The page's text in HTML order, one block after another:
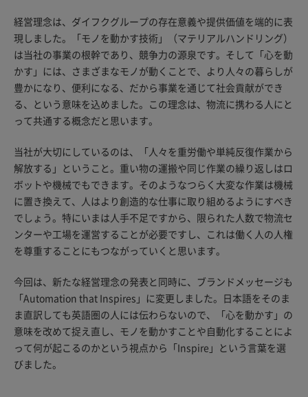
経営理念は、ダイフクグループの存在意義や提供価値を端的に表
現しました。「モノを動かす技術」（マテリアルハンドリング）
は当社の事業の根幹であり、競争力の源泉です。そして「心を動
かす」には、さまざまなモノが動くことで、より人々の暮らしが
豊かになり、便利になる、だから事業を通じて社会貢献ができ
る、という意味を込めました。この理念は、物流に携わる人にと
って共通する概念だと思います。
当社が大切にしているのは、「人々を重労働や単純反復作業から
解放する」ということ。重い物の運搬や同じ作業の繰り返しはロ
ボットや機械でもできます。そのようなつらく大変な作業は機械
に置き換えて、人はより創造的な仕事に取り組めるようにすべき
でしょう。特にいまは人手不足ですから、限られた人数で物流セ
ンターや工場を運営することが必要ですし、これは働く人の人権
を尊重することにもつながっていくと思います。
今回は、新たな経営理念の発表と同時に、ブランドメッセージも
「Automation that Inspires」に変更しました。日本語をそのま
ま直訳しても英語圏の人には伝わらないので、「心を動かす」の
意味を改めて捉え直し、モノを動かすことや自動化することによ
って何が起こるのかという視点から「Inspire」という言葉を選
びました。